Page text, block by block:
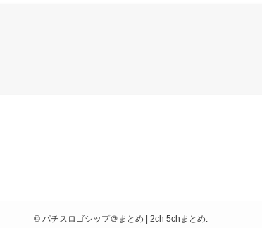
©パチスロゴシップ＠まとめ | 2ch 5chまとめ.